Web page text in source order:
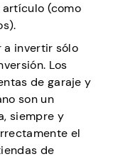
(como
a invertir sólo
Los
de garaje y
son un
siempre y
el
de